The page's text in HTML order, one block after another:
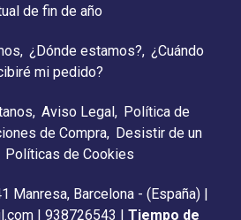
de fin de año
¿Dónde estamos?
¿Cuándo
mi pedido?
Aviso Legal
Política de
de Compra
Desistir de un
Políticas de Cookies
Manresa, Barcelona - (España) |
| 938726543 | Tiempo de